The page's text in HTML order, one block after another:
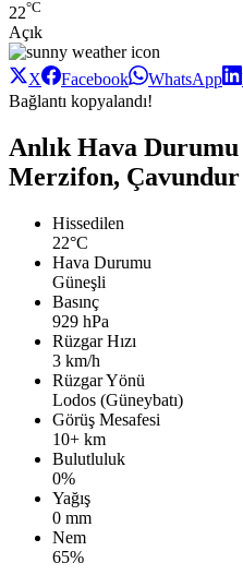
22°C
Açık
X Facebook WhatsApp
Bağlantı kopyalandı!
Anlık Hava
Merzifon, Çavundur
Hissedilen
22°C
Hava Durumu
Güneşli
Basınç
929 hPa
Rüzgar Hızı
3 km/h
Rüzgar Yönü
Lodos (Güneybatı)
Görüş Mesafesi
10+ km
Bulutluluk
0%
Yağış
0 mm
Nem
65%